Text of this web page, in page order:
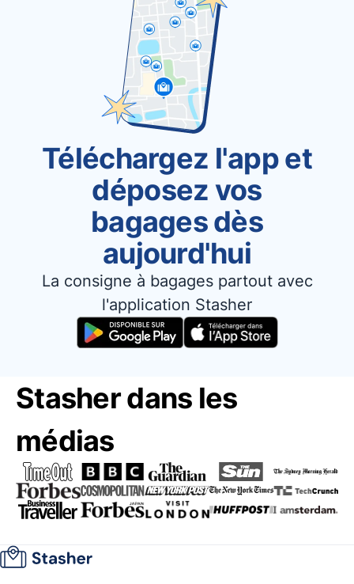
Téléchargez l'app et
déposez vos
bagages dès
aujourd'hui
La consigne à bagages partout avec
l'application Stasher
Stasher dans les
médias